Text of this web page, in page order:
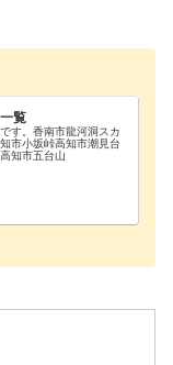
覧
す。香南市龍河洞スカ
市小坂峠高知市潮見台
知市五台山